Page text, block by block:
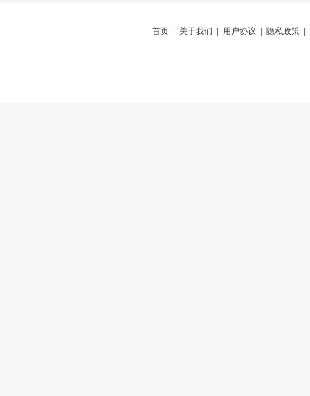
首页 关于我们 用户协议 隐私政策